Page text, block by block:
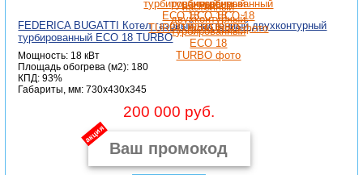
FEDERICA BUGATTI Котел газовый настенный двухконтурный
турбированный ECO 18 TURBO
Мощность: 18 кВт
Площадь обогрева (м2): 180
КПД: 93%
Габариты, мм: 730x430x345
200 000 руб.
акция